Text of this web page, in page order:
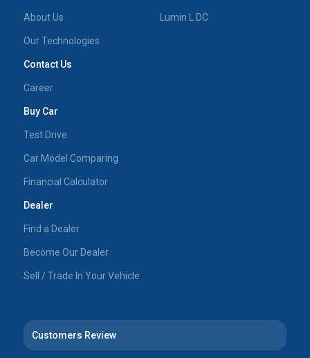
About Us
Our Technologies
Contact Us
Career
Buy Car
Test Drive
Car Model Comparing
Financial Calculator
Dealer
Find a Dealer
Become Our Dealer
Sell / Trade In Your Vehicle
Lumin L DC
Customers Review